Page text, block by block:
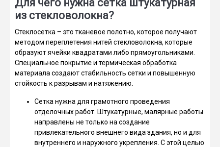
Для чего нужна сетка штукатурная
из стекловолокна?
Стеклосетка – это тканевое полотно, которое получают
методом переплетения нитей стекловолокна, которые
образуют ячейки квадратами либо прямоугольниками.
Специальное покрытие и термическая обработка
материала создают стабильность сетки и повышенную
стойкость к разрывам и натяжению.
Сетка нужна для грамотного проведения
отделочных работ. Штукатурные, малярные работы
направлены не только на создание
привлекательного внешнего вида здания, но и для
внутреннего и наружного укрепления. С этой целью